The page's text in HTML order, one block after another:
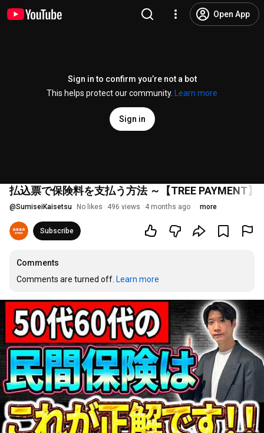
Open App
Sign in to confirm you’re not a bot
This helps protect our community.
Learn more
Sign in
払込票で保険料を支払う方法 ～【TREE PAYMENT
@SumiseiKaisetsu No likes 496 views 4 months ago more
Subscribe
Comments
Comments are turned off. Learn more